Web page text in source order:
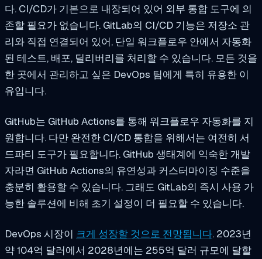
다. CI/CD가 기본으로 내장되어 있어 외부 통합 도구에 의
존할 필요가 없습니다. GitLab의 CI/CD 기능은 저장소 관
리와 직접 연결되어 있어, 단일 워크플로우 안에서 자동화
된 테스트, 배포, 딜리버리를 처리할 수 있습니다. 모든 것을
한 곳에서 관리하고 싶은 DevOps 팀에게 특히 유용한 이
유입니다.
GitHub는 GitHub Actions를 통해 워크플로우 자동화를 지
원합니다. 다만 완전한 CI/CD 통합을 위해서는 여전히 서
드파티 도구가 필요합니다. GitHub 생태계에 익숙한 개발
자라면 GitHub Actions의 유연성과 커스터마이징 수준을
충분히 활용할 수 있습니다. 그래도 GitLab의 즉시 사용 가
능한 솔루션에 비해 초기 설정이 더 필요할 수 있습니다.
DevOps 시장이 크게 성장할 것으로 전망됩니다. 2023년
약 104억 달러에서 2028년에는 255억 달러 규모에 달할